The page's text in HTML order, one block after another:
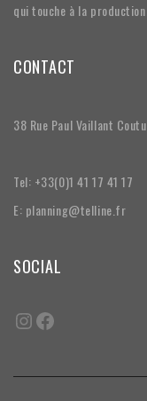
qui touche à la production.
CONTACT
38 Rue Paul Vaillant
Tel: +33(0)1 41 17 41 17
E: planning@telline.fr
SOCIAL